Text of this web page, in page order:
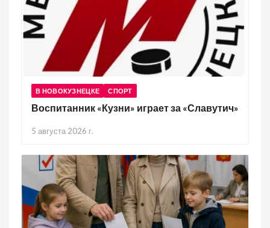
В НОВОКУЗНЕЦКЕ СПОРТ
Воспитанник «Кузни» играет за «Славутич»
5 августа 2026 г.